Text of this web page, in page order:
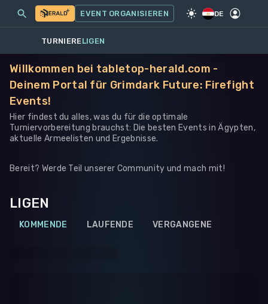
SPIEL·WARHAMMER 40K
MEINE EVENTS MEHR
EVENT ORGANISIEREN DE
TURNIERELIGEN
Willkommen bei tabletop-herald.com -
Deinem Portal für Grimdark Future: Firefight
Events!
Hier findest du alles, was du für die optimale
Turniervorbereitung brauchst: Die besten Events in Ägypten,
aktuelle Armeelisten und Ergebnisse.
Bereit? Werde Teil unserer Community und mach mit!
LIGEN
KOMMENDE LAUFENDE VERGANGENE